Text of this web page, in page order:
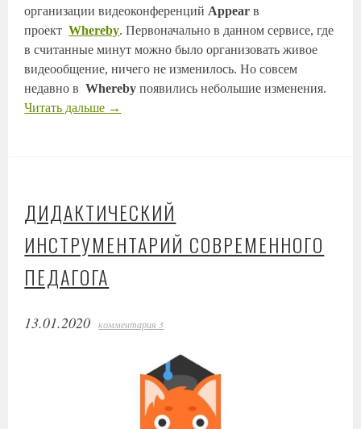
организации видеоконференций Appearв
проектWhereby. Первоначально в данном сервисе, где
в считанные минут можно было организовать живое
видеообщение, ничего не изменилось. Но совсем
недавно вWhereby появились небольшие изменения.
Читать дальше →
ДИДАКТИЧЕСКИЙ
ИНСТРУМЕНТАРИЙ СОВРЕМЕННОГО
ПЕДАГОГА
13.01.2020 комментария 3